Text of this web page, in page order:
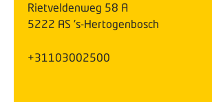
Rietveldenweg 58 A
5222 AS 's-Hertogenbosch
+31103002500